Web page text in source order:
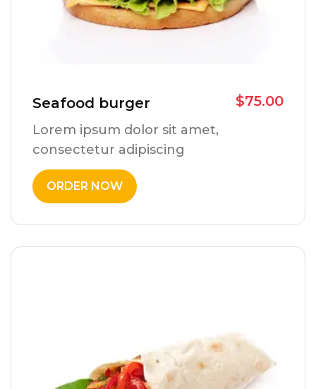
Seafood burger
Lorem ipsum dolor sit amet,
consectetur adipiscing
$75.00
ORDER NOW